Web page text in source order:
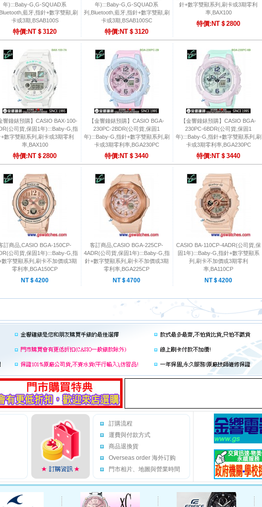
年):::Baby-G,G-SQUAD系
藍牙,指針+數字雙顯,刷
卡或3期,BSAB100S
特價:NT＄3120
年):::Baby-G,G-SQUAD系
列,Bluetooth,藍牙,指針+數字雙顯,刷
卡或3期,BSAB100SC
特價:NT＄3120
針+數字雙顯系列,刷卡或3期零利
率,BAX100
特價:NT＄2800
響鐘錶預購】CASIO BAX-100-
公司貨,保固1年):::Baby-G,指
+數字雙顯系列,刷卡或3期零利
率,BAX100
特價:NT＄2800
【金響鐘錶預購】CASIO BGA-
230PC-2BDR(公司貨,保固1
年):::Baby-G,指針+數字雙顯系列,刷
卡或3期零利率,BGA230PC
特價:NT＄3440
【金響鐘錶預購】CASIO BGA-
230PC-6BDR(公司貨,保固1
年):::Baby-G,指針+數字雙顯系列,刷
卡或3期零利率,BGA230PC
特價:NT＄3440
訂商品,CASIO BGA-150CP-
公司貨,保固1年):::Baby-G,指
數字雙顯系列,刷卡不加價或3期
零利率,BGA150CP
NT＄4200
客訂商品,CASIO BGA-225CP-
4ADR(公司貨,保固1年):::Baby-G,指
針+數字雙顯系列,刷卡不加價或3期
零利率,BGA225CP
NT＄4700
CASIO BA-110CP-4ADR(公司貨,保
固1年):::Baby-G,指針+數字雙顯系
列,刷卡不加價或3期零利
率,BA110CP
NT＄4200
訂購流程
運費與付款方式
商品退換貨
Overseas order 海外订购
門市相片、地圖與營業時間